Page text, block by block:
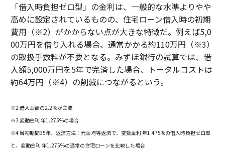
「借入時負担ゼロ型」の金利は、一般的な水準よりやや
高めに設定されているものの、住宅ローン借入時の初期
費用（※2）がかからない点が大きな特徴だ。例えば5,0
00万円を借り入れる場合、通常かかる約110万円（※3）
の取扱手数料が不要となる。みずほ銀行の試算では、借
入額5,000万円を5年で完済した場合、トータルコストは
約64万円（※4）の削減につながるという。
※2 借入金額の2.2％が主流
※3 変動金利 年1.275%の場合
※4 当初期間35年、返済方法：元金均等返済で、変動金利 年1.475%の借入時負担ゼロ型
と、変動金利 年1.275%の通常の住宅ローンを比較した場合